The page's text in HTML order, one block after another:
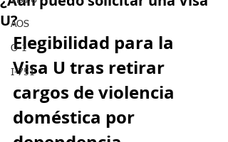
AOS
O-1
I-751
U?
Elegibilidad para la
Visa U tras retirar
cargos de violencia
doméstica por